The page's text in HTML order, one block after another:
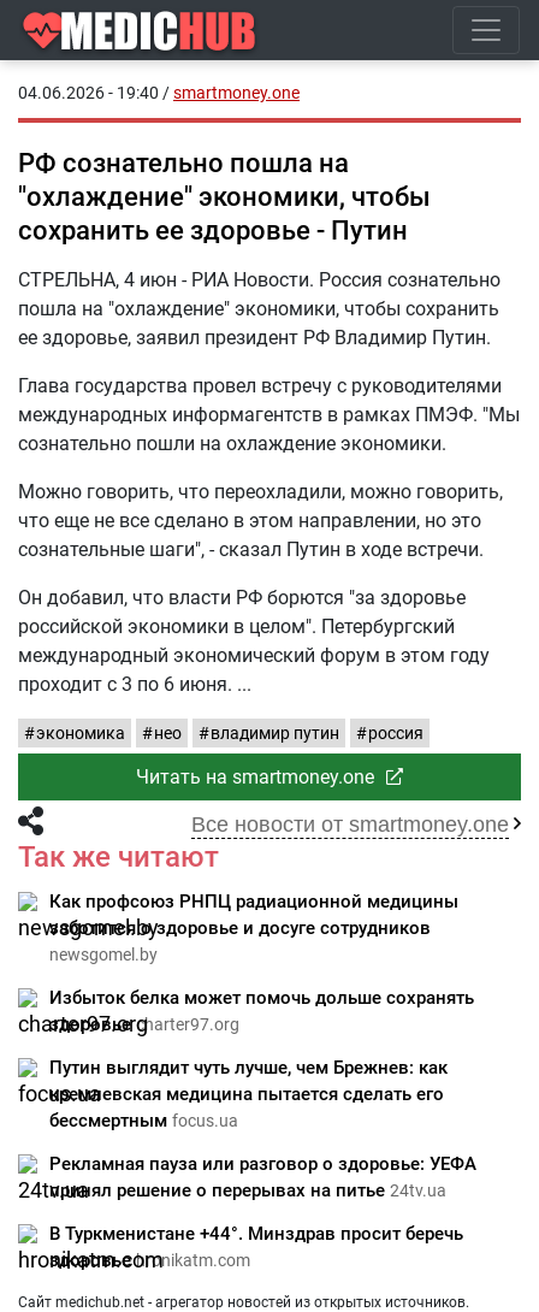
04.06.2026 - 19:40 /smartmoney.one
РФ сознательно пошла на
"охлаждение" экономики, чтобы
сохранить ее здоровье - Путин
СТРЕЛЬНА, 4 июн - РИА Новости. Россия сознательно
пошла на "охлаждение" экономики, чтобы сохранить
ее здоровье, заявил президент РФ Владимир Путин.
Глава государства провел встречу с руководителями
международных информагентств в рамках ПМЭФ​​​. "Мы
сознательно пошли на охлаждение экономики.
Можно говорить, что переохладили, можно говорить,
что еще не все сделано в этом направлении, но это
сознательные шаги", - сказал Путин в ходе встречи.
Он добавил, что власти РФ борются "за здоровье
российской экономики в целом". Петербургский
международный экономический форум в этом году
проходит с 3 по 6 июня.
экономика нео владимир путин россия
Читать на smartmoney.one
Все новости от smartmoney.one
Так же читают
Как профсоюз РНПЦ радиационной медицины
заботится о здоровье и досуге сотрудников
newsgomel.by
Избыток белка может помочь дольше сохранять
здоровьеcharter97.org
Путин выглядит чуть лучше, чем Брежнев: как
кремлевская медицина пытается сделать его
бессмертным focus.ua
Рекламная пауза или разговор о здоровье: УЕФА
принял решение о перерывах на питье 24tv.ua
В Туркменистане +44°. Минздрав просит беречь
здоровьеhronikatm.com
Сайт medichub.net - агрегатор новостей из открытых источников.